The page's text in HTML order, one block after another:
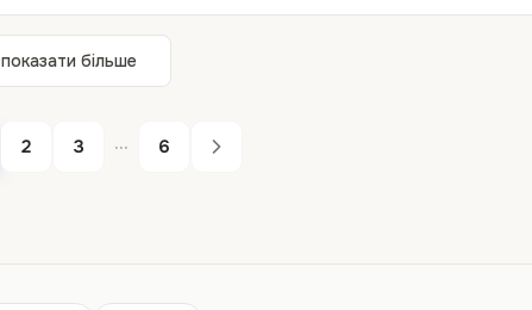
показати більше
2 3 ... 6